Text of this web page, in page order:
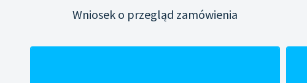
Wniosek o przegląd zamówienia